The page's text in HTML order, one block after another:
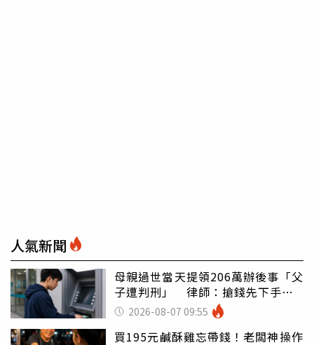
人氣新聞
母親過世當天提領206萬辦後事「父
子遭判刑」 律師：搶錢先下手是
罪 2026-08-07 09:55
買195元鹹酥雞忘帶錢！老闆神操作